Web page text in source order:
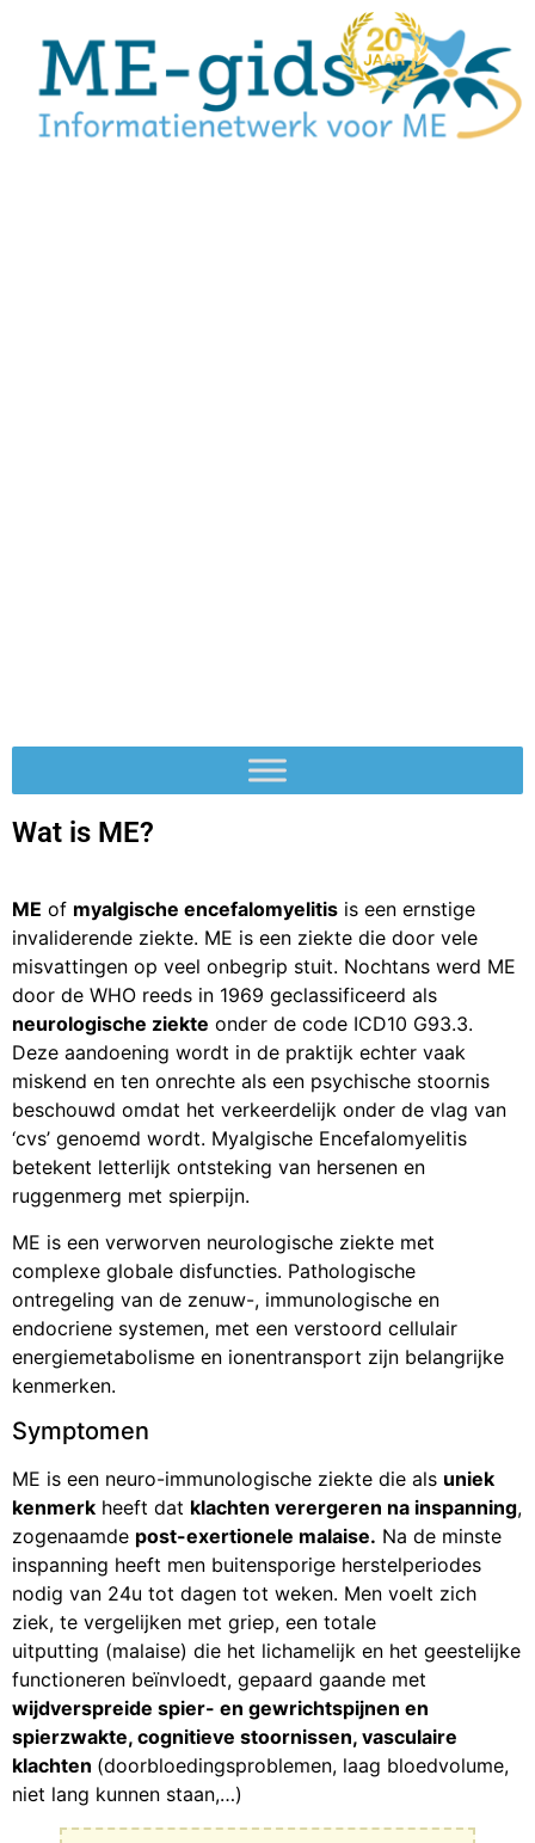
Wat is ME?
ME of myalgische encefalomyelitis is een ernstige
invaliderende ziekte. ME is een ziekte die door vele
misvattingen op veel onbegrip stuit. Nochtans werd ME
door de WHO reeds in 1969 geclassificeerd als
neurologische ziekte onder de code ICD10 G93.3.
Deze aandoening wordt in de praktijk echter vaak
miskend en ten onrechte als een psychische stoornis
beschouwd omdat het verkeerdelijk onder de vlag van
‘cvs’ genoemd wordt. Myalgische Encefalomyelitis
betekent letterlijk ontsteking van hersenen en
ruggenmerg met spierpijn.
ME is een verworven neurologische ziekte met
complexe globale disfuncties. Pathologische
ontregeling van de zenuw-, immunologische en
endocriene systemen, met een verstoord cellulair
energiemetabolisme en ionentransport zijn belangrijke
kenmerken.
Symptomen
ME is een neuro-immunologische ziekte die als uniek
kenmerk heeft dat klachten verergeren na inspanning,
zogenaamde post-exertionele malaise. Na de minste
inspanning heeft men buitensporige herstelperiodes
nodig van 24u tot dagen tot weken. Men voelt zich
ziek, te vergelijken met griep, een totale
uitputting (malaise) die het lichamelijk en het geestelijke
functioneren beïnvloedt, gepaard gaande met
wijdverspreide spier- en gewrichtspijnen en
spierzwakte, cognitieve stoornissen, vasculaire
klachten (doorbloedingsproblemen, laag bloedvolume,
niet lang kunnen staan,…)